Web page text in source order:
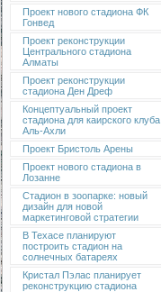
Проект нового стадиона ФК
Гонвед
Проект реконструкции
Центрального стадиона
Алматы
Проект реконструкции
стадиона Ден Дреф
Концептуальный проект
стадиона для каирского клуба
Аль-Ахли
Проект Бристоль Арены
Проект нового стадиона в
Лозанне
Стадион в зоопарке: новый
дизайн для новой
маркетинговой стратегии
В Техасе планируют
построить стадион на
солнечных батареях
Кристал Пэлас планирует
реконструкцию стадиона